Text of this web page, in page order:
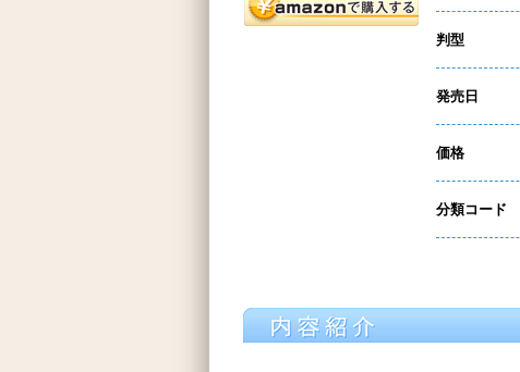
判型
発売日
価格
分類コード